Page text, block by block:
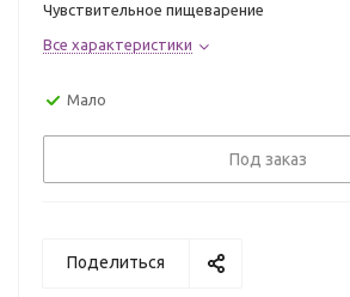
Чувствительное пищеварение
Все характеристики
Мало
Под заказ
Поделиться